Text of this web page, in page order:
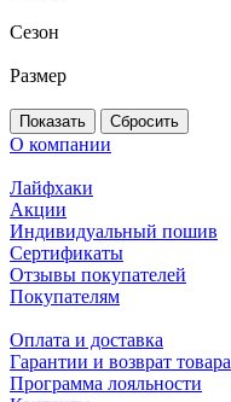
Сезон
Размер
Сбросить
О компании
Лайфхаки
Акции
Индивидуальный пошив
Сертификаты
Отзывы покупателей
Покупателям
Оплата и доставка
Гарантии и возврат товара
Программа лояльности